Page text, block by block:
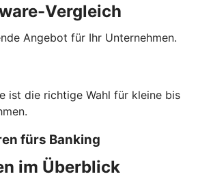
Vergleich
Angebot für Ihr Unternehmen.
ist die richtige Wahl für kleine bis
fürs Banking
im Überblick